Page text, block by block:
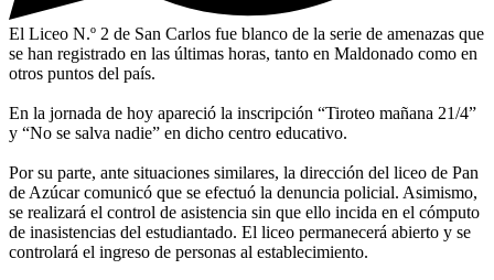
El Liceo N.º 2 de San Carlos fue blanco de la serie de amenazas que
se han registrado en las últimas horas, tanto en Maldonado como en
otros puntos del país.
En la jornada de hoy apareció la inscripción “Tiroteo mañana 21/4”
y “No se salva nadie” en dicho centro educativo.
Por su parte, ante situaciones similares, la dirección del liceo de Pan
de Azúcar comunicó que se efectuó la denuncia policial. Asimismo,
se realizará el control de asistencia sin que ello incida en el cómputo
de inasistencias del estudiantado. El liceo permanecerá abierto y se
controlará el ingreso de personas al establecimiento.